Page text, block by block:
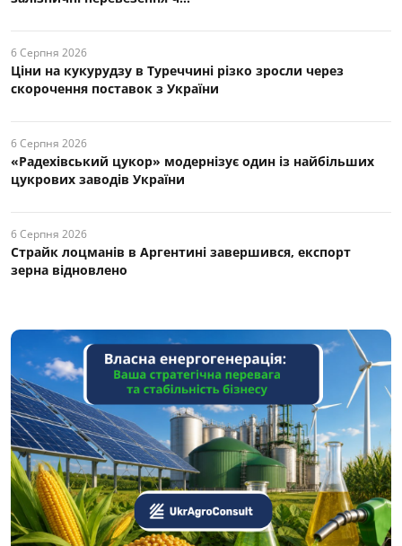
6 Серпня 2026
Ціни на кукурудзу в Туреччині різко зросли через
скорочення поставок з України
6 Серпня 2026
«Радехівський цукор» модернізує один із найбільших
цукрових заводів України
6 Серпня 2026
Страйк лоцманів в Аргентині завершився, експорт
зерна відновлено